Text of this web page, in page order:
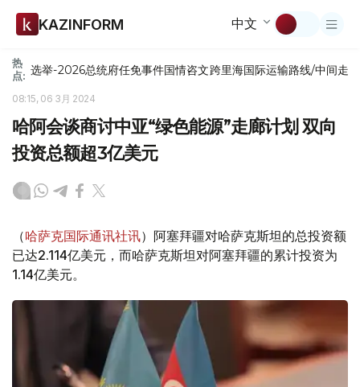
KAZINFORM 中文
热
点: 选举-2026总统府任免事件国情咨文跨里海国际运输路线/中间走廊
08:15, 06 3月 2024
哈阿会谈商讨中亚“绿色能源”走廊计划 双向
投资总额超3亿美元
（哈萨克国际通讯社讯）阿塞拜疆对哈萨克斯坦的总投资额
已达2.114亿美元，而哈萨克斯坦对阿塞拜疆的累计投资为
1.14亿美元。